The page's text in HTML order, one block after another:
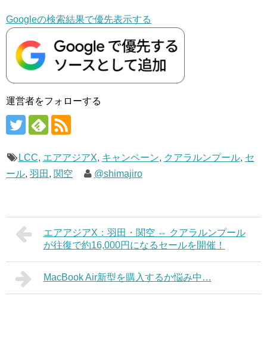
Googleの検索結果で優先表示する
運営者をフォローする
LCC, エアアジアX, キャンペーン, クアラルンプール, セ
ール, 羽田 , 関空 @shimajiro
エアアジアX：羽田・関空 ⇔ クアラルンプール
が往復で約16,000円になるセールを開催！
MacBook Air新型を購入するか悩み中…